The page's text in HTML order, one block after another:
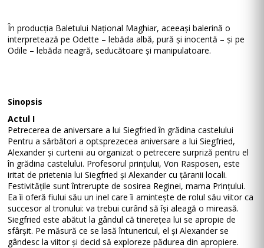
În producția Baletului Național Maghiar, aceeași balerină o
interpretează pe Odette – lebăda albă, pură și inocentă – și pe
Odile – lebăda neagră, seducătoare și manipulatoare.
Sinopsis
Actul I
Petrecerea de aniversare a lui Siegfried în grădina castelului
Pentru a sărbători a optsprezecea aniversare a lui Siegfried,
Alexander și curtenii au organizat o petrecere surpriză pentru el
în grădina castelului. Profesorul prințului, Von Rasposen, este
iritat de prietenia lui Siegfried și Alexander cu țăranii locali.
Festivitățile sunt întrerupte de sosirea Reginei, mama Prințului.
Ea îi oferă fiului său un inel care îi amintește de rolul său viitor ca
succesor al tronului: va trebui curând să își aleagă o mireasă.
Siegfried este abătut la gândul că tinerețea lui se apropie de
sfârșit. Pe măsură ce se lasă întunericul, el și Alexander se
gândesc la viitor și decid să exploreze pădurea din apropiere.